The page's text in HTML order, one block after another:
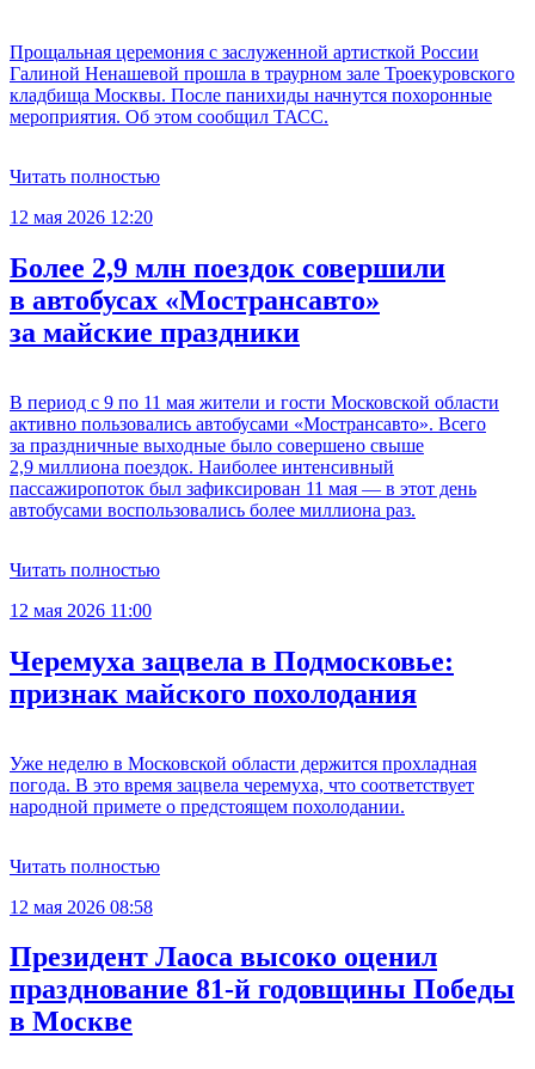
Прощальная церемония с заслуженной артисткой России
Галиной Ненашевой прошла в траурном зале Троекуровского
кладбища Москвы. После панихиды начнутся похоронные
мероприятия. Об этом сообщил ТАСС.
Читать полностью
12 мая 2026 12:20
Более 2,9 млн поездок совершили
в автобусах «Мострансавто»
за майские праздники
В период с 9 по 11 мая жители и гости Московской области
активно пользовались автобусами «Мострансавто». Всего
за праздничные выходные было совершено свыше
2,9 миллиона поездок. Наиболее интенсивный
пассажиропоток был зафиксирован 11 мая — в этот день
автобусами воспользовались более миллиона раз.
Читать полностью
12 мая 2026 11:00
Черемуха зацвела в Подмосковье:
признак майского похолодания
Уже неделю в Московской области держится прохладная
погода. В это время зацвела черемуха, что соответствует
народной примете о предстоящем похолодании.
Читать полностью
12 мая 2026 08:58
Президент Лаоса высоко оценил
празднование 81-й годовщины Победы
в Москве